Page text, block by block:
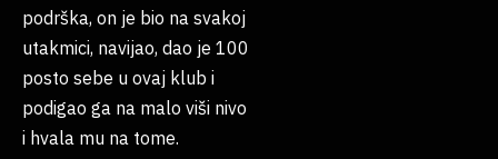
podrška, on je bio na svakoj
utakmici, navijao, dao je 100
posto sebe u ovaj klub i
podigao ga na malo viši nivo
i hvala mu na tome.